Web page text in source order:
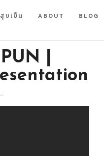
ขเย็น ABOUT BLOG
|